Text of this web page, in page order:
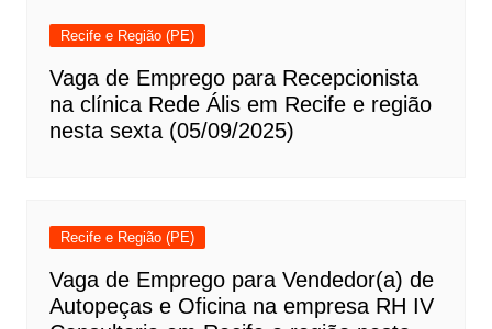
Recife e Região (PE)
Vaga de Emprego para Recepcionista
na clínica Rede Ális em Recife e região
nesta sexta (05/09/2025)
Recife e Região (PE)
Vaga de Emprego para Vendedor(a) de
Autopeças e Oficina na empresa RH IV